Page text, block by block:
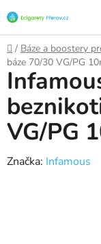
na
obsah
Domů
/ Báze a boostery
báze 70/30 VG/PG
VG/PG
Značka: Infamous